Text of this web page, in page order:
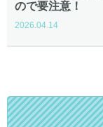
ので要注意！
2026.04.14